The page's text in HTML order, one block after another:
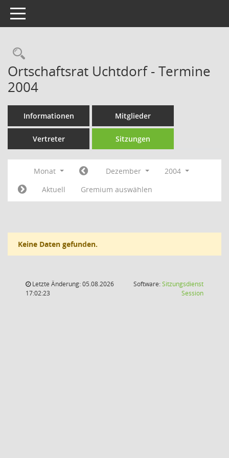
Toggle navigation
Rechercheauswahl
Ortschaftsrat Uchtdorf - Termine
2004
Informationen Mitglieder
Vertreter Sitzungen
Monat Dezember
2004
Aktuell
Gremium auswählen
Keine Daten gefunden.
Letzte Änderung: 05.08.2026
17:02:23
Software:Sitzungsdienst
Session(Wird in